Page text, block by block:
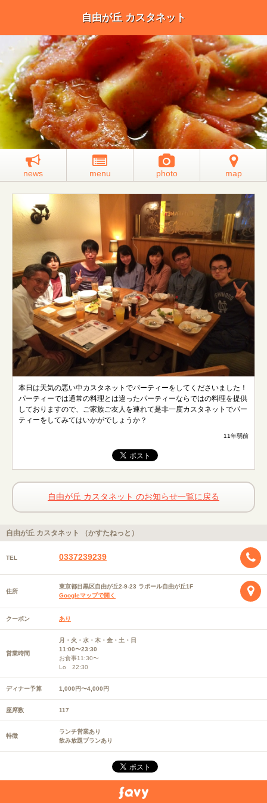
自由が丘 カスタネット
news menu photo map
本日は天気の悪い中カスタネットでパーティーをしてくださいました！
パーティーでは通常の料理とは違ったパーティーならではの料理を提供
しておりますので、ご家族ご友人を連れて是非一度カスタネットでパー
ティーをしてみてはいかがでしょうか？
11年弱前
自由が丘 カスタネット のお知らせ一覧に戻る
自由が丘 カスタネット （かすたねっと）
TEL 0337239239
住所
東京都目黒区自由が丘2-9-23 ラポール自由が丘1F
Googleマップで開く
クーポン あり
営業時間
月・火・水・木・金・土・日
11:00〜23:30
お食事11:30〜
Lo 22:30
ディナー予算 1,000円〜4,000円
座席数 117
特徴
ランチ営業あり
飲み放題プランあり